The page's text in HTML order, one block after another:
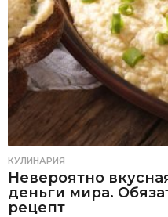
КУЛИНАРИЯ
Невероятно
деньги мира.
рецепт